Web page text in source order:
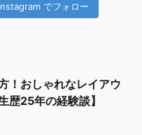
でフォロー
！おしゃれなレイアウ
歴25年の経験談】